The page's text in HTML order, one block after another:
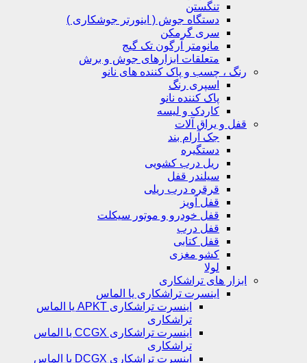
دستگاه جوش ( اینورتر جوشکاری )
سری گرمکن
مانومتر آرگون تک گیج
متعلقات ابزارهای جوش و برش
رنگ ، چسب و پاک کننده های نانو
اسپری رنگ
پاک کننده نانو
کاردک و لیسه
قفل و یراق آلات
جک آرام بند
ریل درب کشویی
سیلندر قفل
قرقره درب ریلی
قفل آویز
قفل خودرو و موتور سیکلت
قفل درب
قفل کتابی
کشو مغزی
ابزار های تراشکاری
اینسرت تراشکاری یا الماس
اینسرت تراشکاری APKT یا الماس
اینسرت تراشکاری CCGX یا الماس
اینسرت تراشکاری DCGX یا الماس